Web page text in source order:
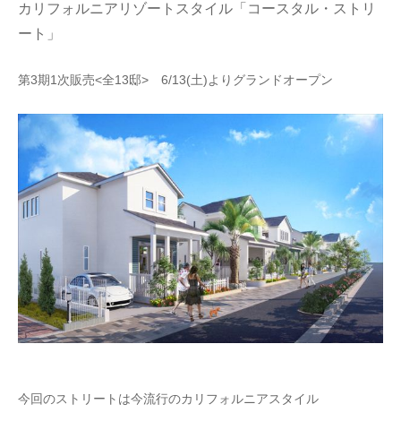
カリフォルニアリゾートスタイル「コースタル・ストリ
ート」
第3期1次販売<全13邸> 6/13(土)よりグランドオープン
今回のストリートは今流行のカリフォルニアスタイル